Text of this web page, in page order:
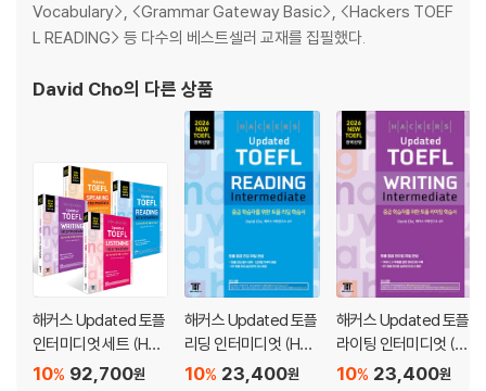
Actual Test 1
모범 답변·스크립트·해석 [책 속의 책]
Vocabulary>, <Grammar Gateway Basic>, <Hackers TOEF
L READING> 등 다수의 베스트셀러 교재를 집필했다.
David Cho의 다른 상품
해커스 Updated 토플
인터미디엇 세트 (Hac
kers Updated TOEF
92,700원
10%
해커스 Updated 토플
리딩 인터미디엇 (Hac
kers Updated TOEF
23,400원
10%
해커스 Updated 토플
라이팅 인터미디엇 (H
ackers Updated TO
23,400원
10%